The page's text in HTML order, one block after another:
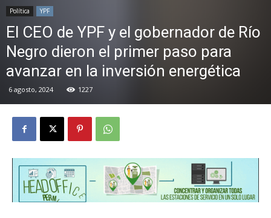
Política YPF
El CEO de YPF y el gobernador de Río
Negro dieron el primer paso para
avanzar en la inversión energética
6 agosto, 2024 1227